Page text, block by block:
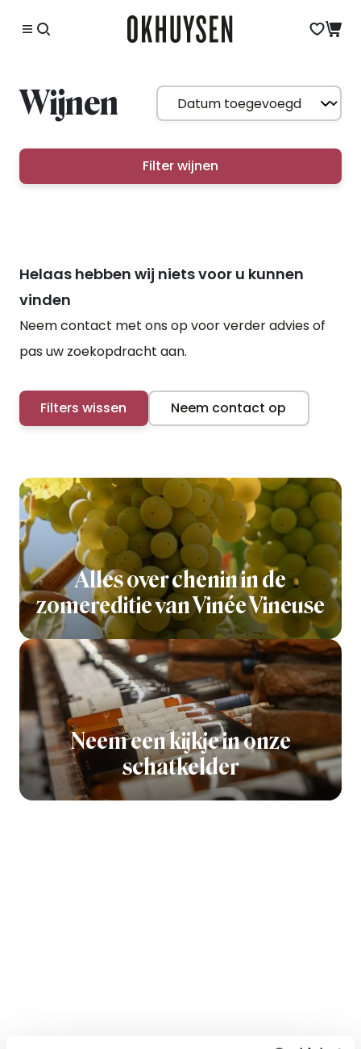
Wijnen
Filter wijnen
Helaas hebben wij niets voor u kunnen
vinden
Neem contact met ons op voor verder advies of
pas uw zoekopdracht aan.
Filters wissen Neem contact op
Alles over chenin in de
zomereditie van Vinée Vineuse
Neem een kijkje in onze
schatkelder